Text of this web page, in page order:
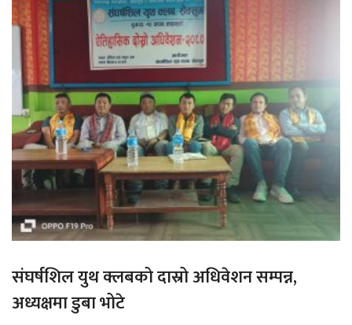
संघर्षशिल युथ क्लबको दास्रो अधिवेशन सम्पन्न,
अध्यक्षमा डुबा भोटे